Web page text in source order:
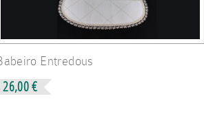
Entredous
26,00 €